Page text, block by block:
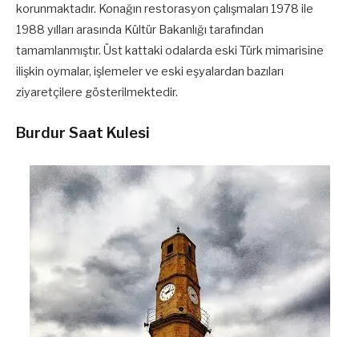
korunmaktadır. Konağın restorasyon çalışmaları 1978 ile
1988 yılları arasında Kültür Bakanlığı tarafından
tamamlanmıştır. Üst kattaki odalarda eski Türk mimarisine
ilişkin oymalar, işlemeler ve eski eşyalardan bazıları
ziyaretçilere gösterilmektedir.
Burdur Saat Kulesi